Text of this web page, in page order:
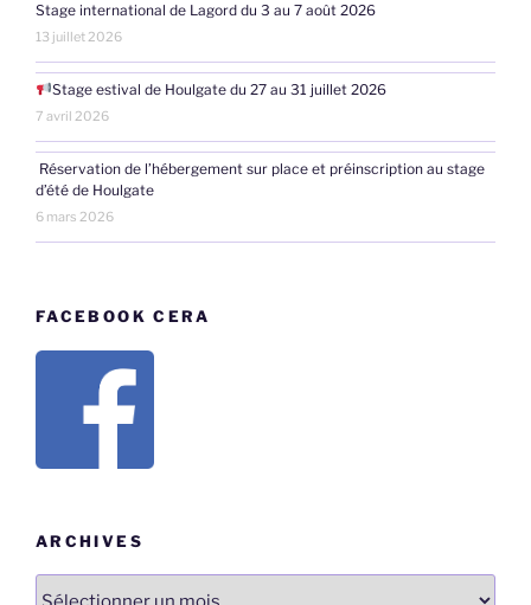
Stage international de Lagord du 3 au 7 août 2026
13 juillet 2026
Stage estival de Houlgate du 27 au 31 juillet 2026
7 avril 2026
Réservation de l’hébergement sur place et préinscription au stage
d’été de Houlgate
6 mars 2026
FACEBOOK CERA
ARCHIVES